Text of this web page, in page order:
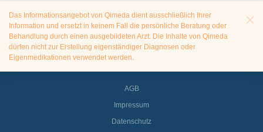
Das Informationsangebot von Qimeda dient ausschließlich Ihrer
Information und ersetzt in keinem Fall die persönliche Beratung oder
Behandlung durch einen ausgebildeten Arzt. Die Inhalte von Qimeda
dürfen nicht zur Erstellung eigenständiger Diagnosen oder
Eigenmedikationen verwendet werden.
AGB
Impressum
Datenschutz